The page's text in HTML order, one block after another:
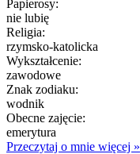
Papierosy:
nie lubię
Religia:
rzymsko-katolicka
Wykształcenie:
zawodowe
Znak zodiaku:
wodnik
Obecne zajęcie:
emerytura
Przeczytaj o mnie więcej »